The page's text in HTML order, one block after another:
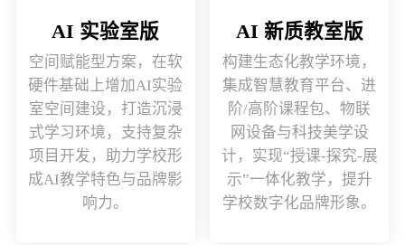
AI 实验室版
空间赋能型方案，在软
硬件基础上增加AI实验
室空间建设，打造沉浸
式学习环境，支持复杂
项目开发，助力学校形
成AI教学特色与品牌影
响力。
AI 新质教室版
构建生态化教学环境，
集成智慧教育平台、进
阶/高阶课程包、物联
网设备与科技美学设
计，实现“授课-探究-展
示”一体化教学，提升
学校数字化品牌形象。